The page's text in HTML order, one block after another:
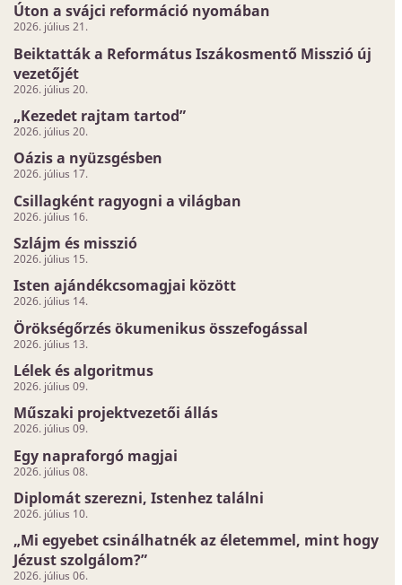
Úton a svájci reformáció nyomában
2026. július 21.
Beiktatták a Református Iszákosmentő Misszió új
vezetőjét
2026. július 20.
„Kezedet rajtam tartod”
2026. július 20.
Oázis a nyüzsgésben
2026. július 17.
Csillagként ragyogni a világban
2026. július 16.
Szlájm és misszió
2026. július 15.
Isten ajándékcsomagjai között
2026. július 14.
Örökségőrzés ökumenikus összefogással
2026. július 13.
Lélek és algoritmus
2026. július 09.
Műszaki projektvezetői állás
2026. július 09.
Egy napraforgó magjai
2026. július 08.
Diplomát szerezni, Istenhez találni
2026. július 10.
„Mi egyebet csinálhatnék az életemmel, mint hogy
Jézust szolgálom?”
2026. július 06.